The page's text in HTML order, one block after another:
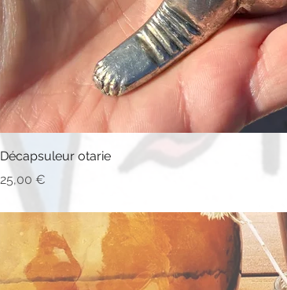
Décapsuleur otarie
Prix
25,00 €